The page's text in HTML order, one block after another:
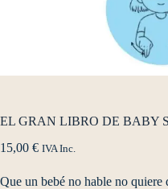
EL GRAN LIBRO DE BABY
15,00 € IVA Inc.
Que un bebé no hable no quiere